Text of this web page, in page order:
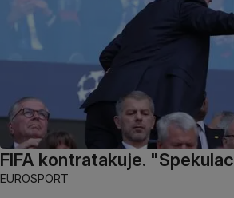
FIFA kontratakuje.
EUROSPORT